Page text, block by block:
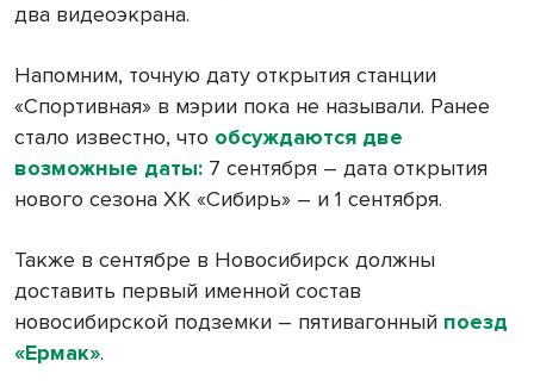
два видеоэкрана.
Напомним, точную дату открытия станции
«Спортивная» в мэрии пока не называли. Ранее
стало известно, что обсуждаются две
возможные даты: 7 сентября – дата открытия
нового сезона ХК «Сибирь» – и 1 сентября.
Также в сентябре в Новосибирск должны
доставить первый именной состав
новосибирской подземки – пятивагонный поезд
«Ермак».